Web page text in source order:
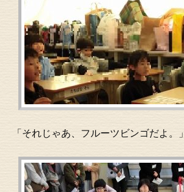
「それじゃあ、フルーツビンゴだよ。」